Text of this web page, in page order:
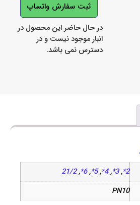
ثبت سفارش واتساپ
در حال حاضر این محصول در
انبار موجود نیست و در
دسترس نمی باشد.
,
6*
,
21/2